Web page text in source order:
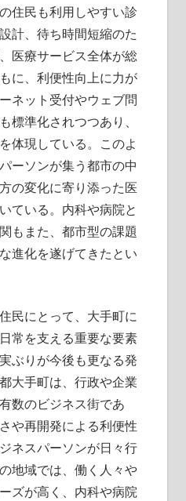
住民も利用しやすい診
計、待ち時間短縮のた
医療サービス全体が総
に、利便性向上に力が
ネット受付やウェブ問
標準化されつつあり、
体現している。このよ
ーソンが集う都市の中
の変化に寄り添った医
ている。内科や病院と
もまた、都市型の課題
進化を遂げてきたとい
民にとって、大手町に
常を支える重要な要素
ぶりが今後も更なる発
大手町は、行政や企業
数のビジネス街であ
や再開発による利便性
ネスパーソンが日々行
地域では、働く人々や
ズが高く、内科や病院